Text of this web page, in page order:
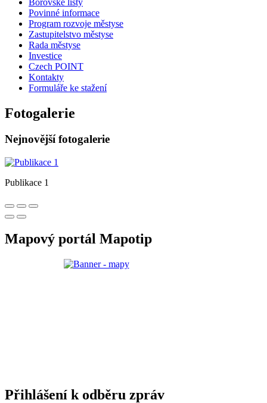
Povinné informace
Program rozvoje městyse
Zastupitelstvo městyse
Rada městyse
Investice
Czech POINT
Kontakty
Formuláře ke stažení
Fotogalerie
Nejnovější fotogalerie
Publikace 1
Mapový portál Mapotip
Přihlášení k odběru zpráv